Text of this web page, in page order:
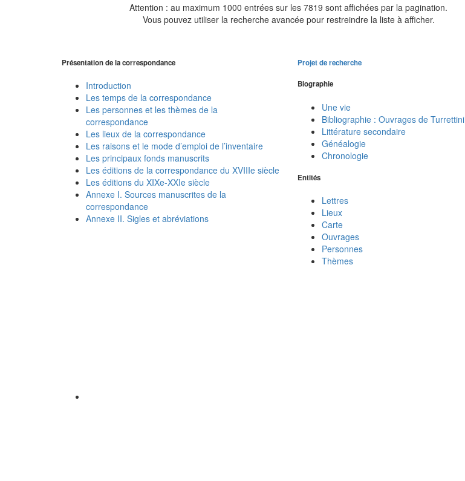
Attention : au maximum 1000 entrées sur les 7819 sont affichées par la pagination.
Vous pouvez utiliser la recherche avancée pour restreindre la liste à afficher.
Présentation de la correspondance
Introduction
Les temps de la correspondance
Les personnes et les thèmes de la
correspondance
Les lieux de la correspondance
Les raisons et le mode d’emploi de l’inventaire
Les principaux fonds manuscrits
Les éditions de la correspondance du XVIIIe siècle
Les éditions du XIXe-XXIe siècle
Annexe I. Sources manuscrites de la
correspondance
Annexe II. Sigles et abréviations
Projet de recherche
Biographie
Une vie
Bibliographie : Ouvrages de Turrettini
Littérature secondaire
Généalogie
Chronologie
Entités
Lettres
Lieux
Carte
Ouvrages
Personnes
Thèmes